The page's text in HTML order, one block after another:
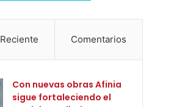
Reciente Comentarios
Con nuevas obras Afinia
sigue fortaleciendo el